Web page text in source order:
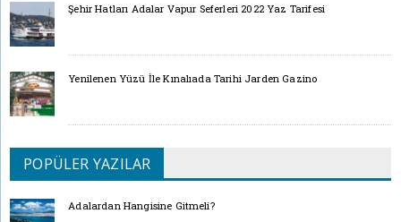
Şehir Hatları Adalar Vapur Seferleri 2022 Yaz Tarifesi
Yenilenen Yüzü İle Kınalıada Tarihi Jarden Gazino
POPÜLER YAZILAR
Adalardan Hangisine Gitmeli?